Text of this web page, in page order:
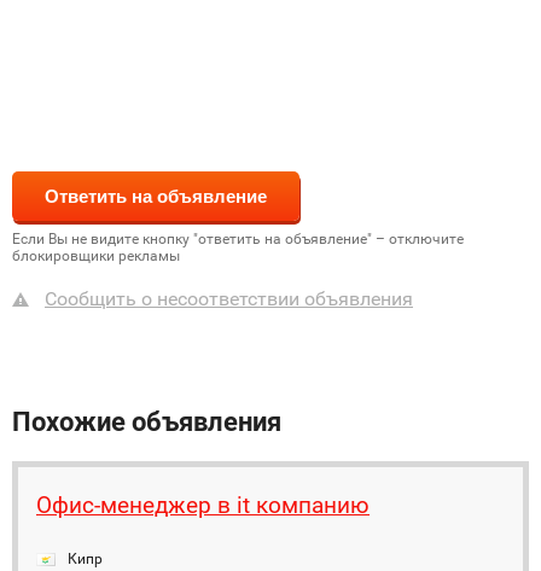
Если Вы не видите кнопку "ответить на объявление" – отключите
блокировщики рекламы
Сообщить о несоответствии объявления
Похожие объявления
Офис-менеджер в it компанию
Кипр